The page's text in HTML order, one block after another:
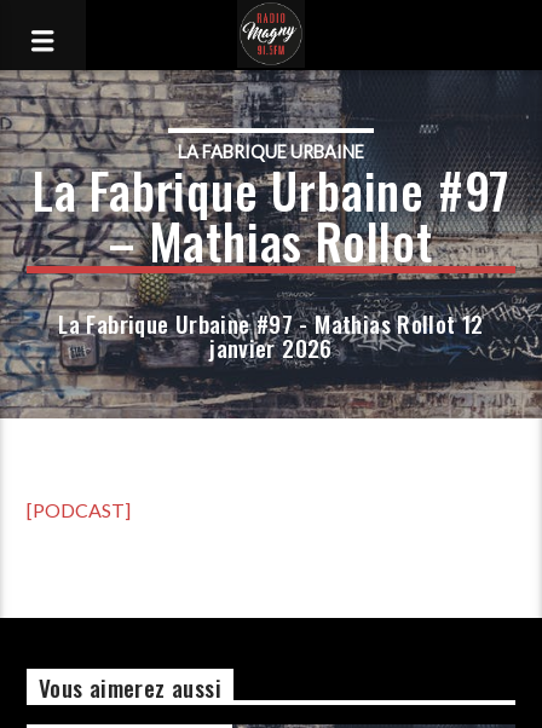
LA FABRIQUE URBAINE
La Fabrique Urbaine #97
– Mathias Rollot
La Fabrique Urbaine #97 - Mathias Rollot 12
janvier 2026
[PODCAST]
Vous aimerez aussi